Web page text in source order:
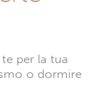
per la tua
o dormire